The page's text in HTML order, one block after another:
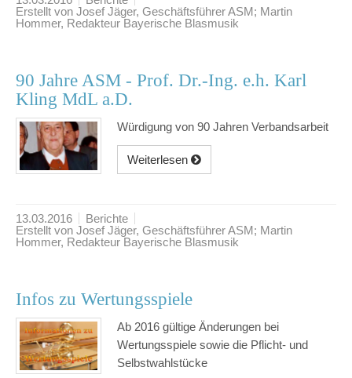
Erstellt von Josef Jäger, Geschäftsführer ASM; Martin
Hommer, Redakteur Bayerische Blasmusik
90 Jahre ASM - Prof. Dr.-Ing. e.h. Karl
Kling MdL a.D.
Würdigung von 90 Jahren Verbandsarbeit
Weiterlesen
13.03.2016
Berichte
Erstellt von Josef Jäger, Geschäftsführer ASM; Martin
Hommer, Redakteur Bayerische Blasmusik
Infos zu Wertungsspiele
Ab 2016 gültige Änderungen bei
Wertungsspiele sowie die Pflicht- und
Selbstwahlstücke